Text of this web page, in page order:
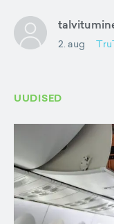
2. aug
UUDISED